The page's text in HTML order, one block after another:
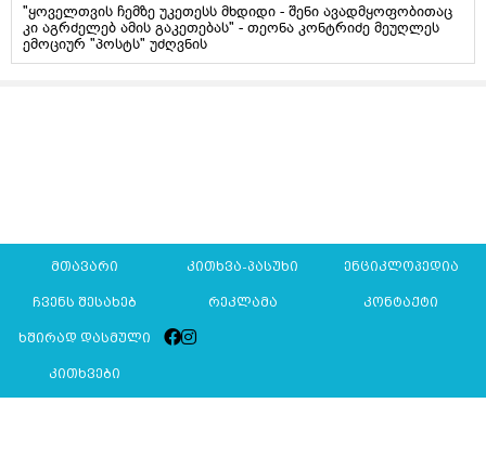
"ყოველთვის ჩემზე უკეთესს მხდიდი - შენი ავადმყოფობითაც
კი აგრძელებ ამის გაკეთებას" - თეონა კონტრიძე მეუღლეს
ემოციურ "პოსტს" უძღვნის
მთავარი კითხვა-პასუხი ენციკლოპედია
ჩვენს შესახებ რეკლამა კონტაქტი
ხშირად დასმული
კითხვები